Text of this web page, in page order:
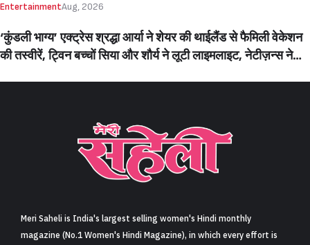
EntertainmentAug, 2026
‘कुंडली भाग्य’ एक्ट्रेस श्रद्धा आर्या ने शेयर की थाईलैंड से फैमिली वेकेशन
की तस्वीरें, ट्विन बच्चों सिया और शौर्य ने लूटी लाइमलाइट, नेटीज़न्स ने
Meri Saheli is India's largest selling women's Hindi monthly
magazine (No.1 Women's Hindi Magazine), in which every effort is